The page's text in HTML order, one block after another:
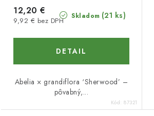
k
t
o
v
Skladom (21 ks)
9,92 € bez DPH
12,20 €
DETAIL
Abelia × grandiflora ‘Sherwood’ –
pôvabný,...
Kód:87321